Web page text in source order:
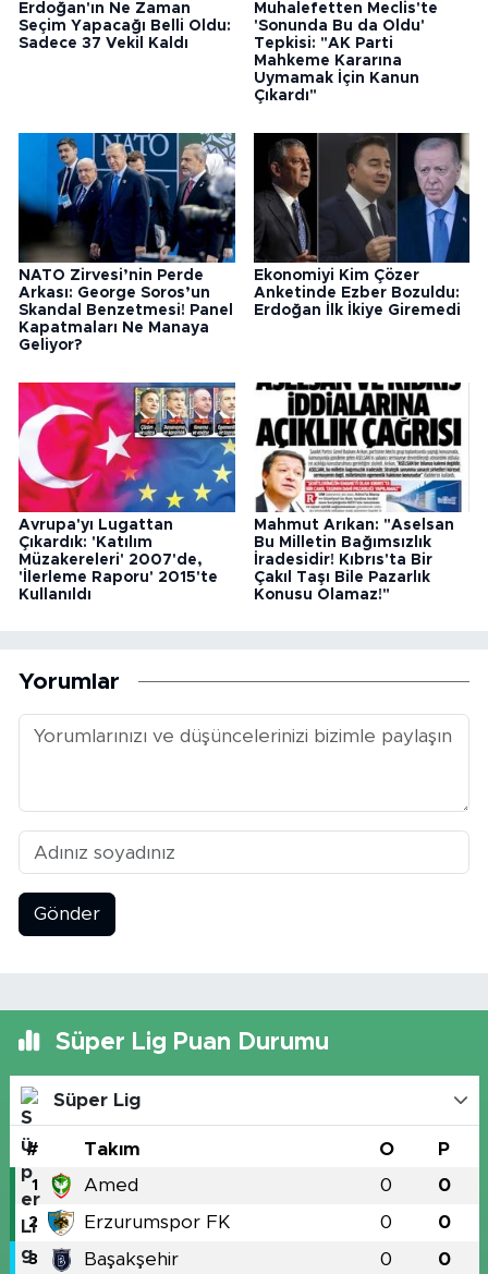
Erdoğan'ın Ne Zaman
Seçim Yapacağı Belli Oldu:
Sadece 37 Vekil Kaldı
Muhalefetten Meclis'te
'Sonunda Bu da Oldu'
Tepkisi: "AK Parti
Mahkeme Kararına
Uymamak İçin Kanun
Çıkardı"
NATO Zirvesi’nin Perde
Arkası: George Soros’un
Skandal Benzetmesi! Panel
Kapatmaları Ne Manaya
Geliyor?
Ekonomiyi Kim Çözer
Anketinde Ezber Bozuldu:
Erdoğan İlk İkiye Giremedi
Avrupa'yı Lugattan
Çıkardık: 'Katılım
Müzakereleri' 2007'de,
'İlerleme Raporu' 2015'te
Kullanıldı
Mahmut Arıkan: "Aselsan
Bu Milletin Bağımsızlık
İradesidir! Kıbrıs'ta Bir
Çakıl Taşı Bile Pazarlık
Konusu Olamaz!"
Yorumlar
Gönder
Süper Lig Puan Durumu
Süper Lig
# Takım O P
1 Amed 0 0
2 Erzurumspor FK 0 0
3 Başakşehir 0 0